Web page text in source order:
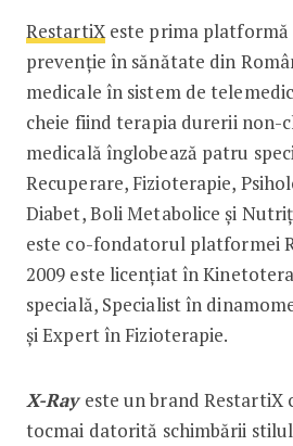
RestartiXeste prima platformă
prevenție în sănătate din
medicale în sistem de
cheie fiind terapia durerii non-
medicală înglobează patru
Recuperare, Fizioterapie,
Diabet, Boli Metabolice și
este co-fondatorul platformei
2009 este licențiat în
specială, Specialist în
și Expert în Fizioterapie.
X-Rayeste un brand RestartiX
tocmai datorită schimbării